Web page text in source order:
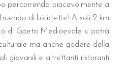
percorrendo piacevolmente a
di biciclette! A soli 2 km
di Gaeta Medioevale si potrà
ma anche godere della
giovanili e altrettanti ristoranti